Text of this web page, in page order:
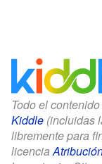
Todo el
Kiddle (incluidas
libremente para
licencia